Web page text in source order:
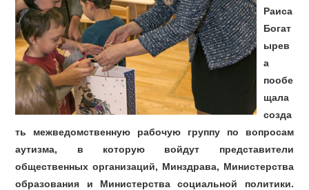
Раиса
Богат
ырев
а
пообе
щала
созда
ть межведомственную рабочую группу по вопросам
аутизма, в которую войдут представители
общественных организаций, Минздрава, Министерства
образования и Министерства социальной политики.